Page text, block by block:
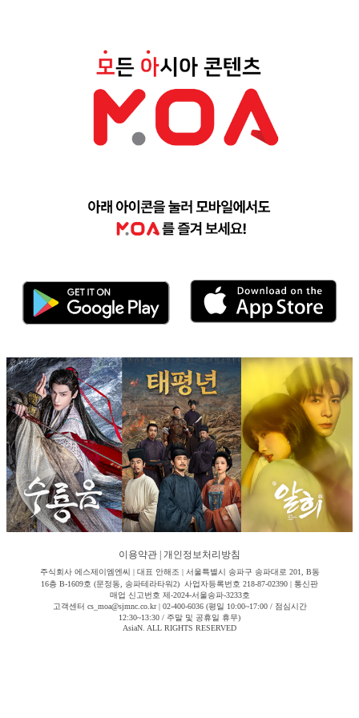
이용약관 개인정보처리방침
주식회사 에스제이엠엔씨 | 대표 안해조 | 서울특별시 송파구 송파대로 201, B동
16층 B-1609호 (문정동, 송파테라타워2) 사업자등록번호 218-87-02390 | 통신판
매업 신고번호 제-2024-서울송파-3233호
고객센터 cs_moa@sjmnc.co.kr | 02-400-6036 (평일 10:00~17:00 / 점심시간
12:30~13:30 / 주말 및 공휴일 휴무)
AsiaN. ALL RIGHTS RESERVED